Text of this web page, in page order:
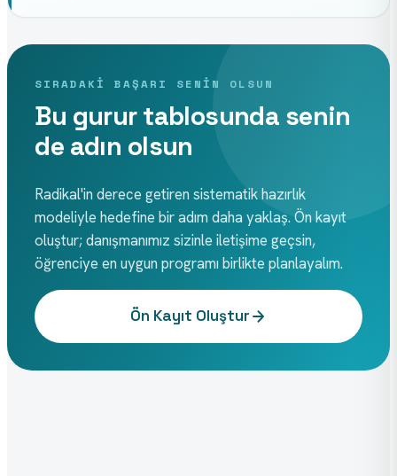
SIRADAKI BAŞARI SENIN OLSUN
Bu gurur tablosunda senin
de adın olsun
Radikal'in derece getiren sistematik hazırlık
modeliyle hedefine bir adım daha yaklaş. Ön kayıt
oluştur; danışmanımız sizinle iletişime geçsin,
öğrenciye en uygun programı birlikte planlayalım.
Ön Kayıt Oluştur